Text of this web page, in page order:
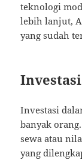
teknologi
lebih lanjut,
yang sudah
Investasi
banyak
sewa atau
yang